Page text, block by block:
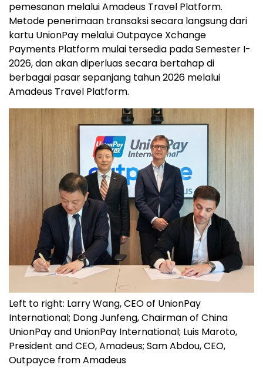
pemesanan melalui Amadeus Travel Platform.
Metode penerimaan transaksi secara langsung dari
kartu UnionPay melalui Outpayce Xchange
Payments Platform mulai tersedia pada Semester I-
2026, dan akan diperluas secara bertahap di
berbagai pasar sepanjang tahun 2026 melalui
Amadeus Travel Platform.
Left to right: Larry Wang, CEO of UnionPay
International; Dong Junfeng, Chairman of China
UnionPay and UnionPay International; Luis Maroto,
President and CEO, Amadeus; Sam Abdou, CEO,
Outpayce from Amadeus